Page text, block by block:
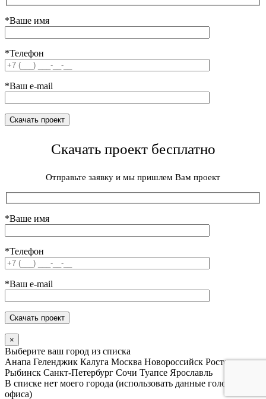
*Ваше имя
*Телефон
*Ваш e-mail
Скачать проект бесплатно
Отправьте заявку и мы пришлем Вам проект
*Ваше имя
*Телефон
*Ваш e-mail
×
Выберите ваш город из списка
Анапа Геленджик Калуга Москва Новороссийск Ростов
Рыбинск Санкт-Петербург Сочи Туапсе Ярославль
В списке нет моего города (использовать данные головного
офиса)